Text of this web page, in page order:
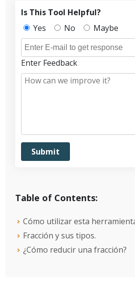
Table of Contents:
Cómo utilizar esta
Fracción y sus tipos.
¿Cómo reducir una fracción?
Is This Tool Helpful?
Yes
No Maybe
Enter Feedback